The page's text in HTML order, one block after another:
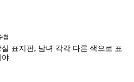
첩
실 표지판, 남녀 각각 다른 색으로 표
야